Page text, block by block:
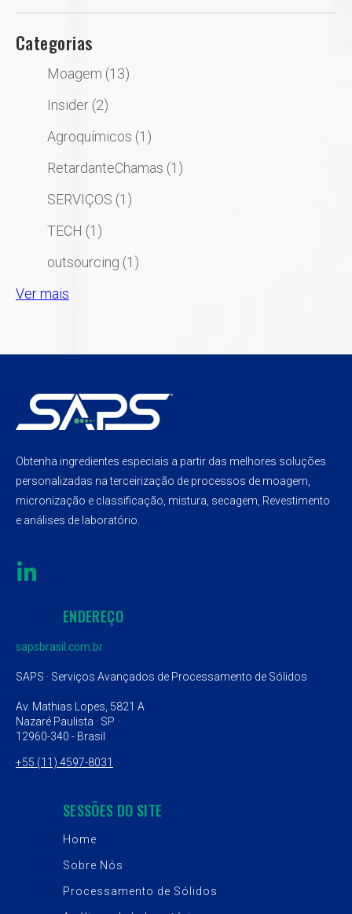
Categorias
Moagem (13)
Insider (2)
Agroquímicos (1)
RetardanteChamas (1)
SERVIÇOS (1)
TECH (1)
outsourcing (1)
Ver mais
Obtenha ingredientes especiais a partir das melhores soluções
personalizadas na terceirização de processos de moagem,
micronização e classificação, mistura, secagem, Revestimento
e análises de laboratório.
ENDEREÇO
sapsbrasil.com.br
SAPS · Serviços Avançados de Processamento de Sólidos
Av. Mathias Lopes, 5821 A
Nazaré Paulista · SP ·
12960-340 - Brasil
+55 (11) 4597-8031
SESSÕES DO SITE
Home
Sobre Nós
Processamento de Sólidos